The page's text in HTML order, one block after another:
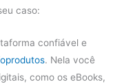
caso:
confiável e
. Nela você
como os eBooks,